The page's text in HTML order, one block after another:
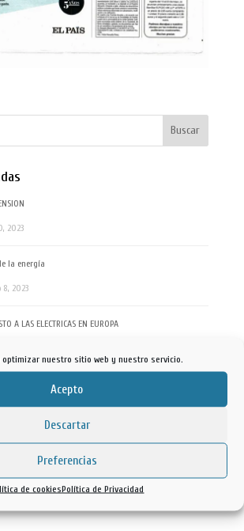
nuestro sitio web y nuestro servicio.
Acepto
Descartar
Preferencias
de cookiesPolítica de Privacidad
2023
la energía
8, 2023
A LAS ELECTRICAS EN EUROPA
2022
RIO DUERO